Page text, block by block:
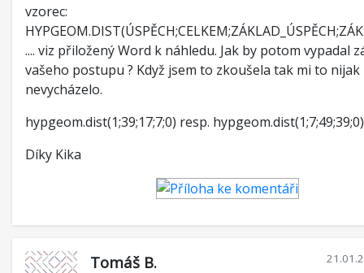
vzorec:
.... viz přiložený Word k náhledu. Jak by potom vypadal
vašeho postupu ? Když jsem to zkoušela tak mi to nijak
nevycházelo.
hypgeom.dist(1;39;17;7;0) resp.
Díky Kika
Tomáš B.